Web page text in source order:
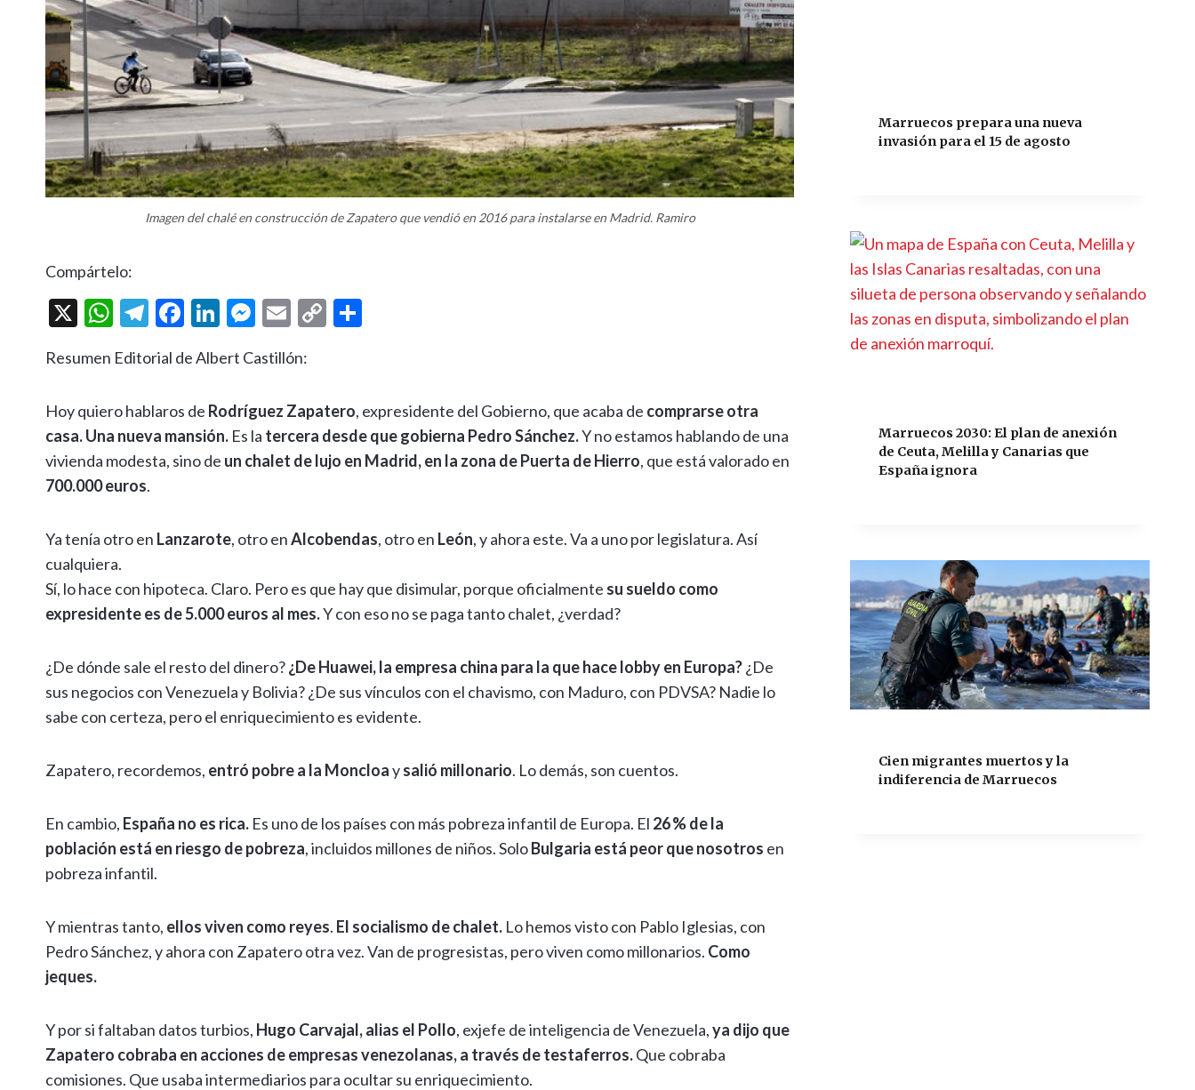
Imagen del chalé en construcción de Zapatero que vendió en 2016 para instalarse en Madrid. Ramiro
Compártelo:
X
W
at
A
p
p
T
e
gr
a
m
F
e
b
o
o
Li
ke
dI
n
M
se
g
er
E
ai
l
C
y
Li
n
ar
ti
Resumen Editorial de Albert Castillón:
Hoy quiero hablaros de Rodríguez Zapatero, expresidente del Gobierno, que acaba de comprarse otra
casa. Una nueva mansión. Es la tercera desde que gobierna Pedro Sánchez.Y no estamos hablando de una
vivienda modesta, sino de un chalet de lujo en Madrid, en la zona de Puerta de Hierro, que está valorado en
700.000 euros.
Ya tenía otro en Lanzarote, otro enAlcobendas, otro en León, y ahora este. Va a uno por legislatura. Así
cualquiera.
Sí, lo hace con hipoteca. Claro. Pero es que hay que disimular, porque oficialmente su sueldo como
expresidente es de 5.000 euros al mes.Y con eso no se paga tanto chalet, ¿verdad?
¿De dónde sale el resto del dinero?¿De Huawei, la empresa china para la que hace lobby en Europa?¿De
sus negocios con Venezuela y Bolivia? ¿De sus vínculos con el chavismo, con Maduro, con PDVSA? Nadie lo
sabe con certeza, pero el enriquecimiento es evidente.
Zapatero, recordemos, entró pobre a la Moncloaysalió millonario. Lo demás, son cuentos.
En cambio, España no es rica. Es uno de los países con más pobreza infantil de Europa. El 26 % de la
población está en riesgo de pobreza, incluidos millones de niños. SoloBulgaria está peor que nosotros en
pobreza infantil.
Y mientras tanto, ellos viven como reyes. El socialismo de chalet. Lo hemos visto con Pablo Iglesias, con
Pedro Sánchez, y ahora con Zapatero otra vez. Van de progresistas, pero viven como millonarios. Como
jeques.
Y por si faltaban datos turbios, Hugo Carvajal, alias el Pollo, exjefe de inteligencia de Venezuela,ya dijo que
Zapatero cobraba en acciones de empresas venezolanas, a través de testaferros.Que cobraba
comisiones. Que usaba intermediarios para ocultar su enriquecimiento.
Marruecos prepara una nueva
invasión para el 15 de agosto
Marruecos 2030: El plan de anexión
de Ceuta, Melilla y Canarias que
España ignora
Cien migrantes muertos y la
indiferencia de Marruecos